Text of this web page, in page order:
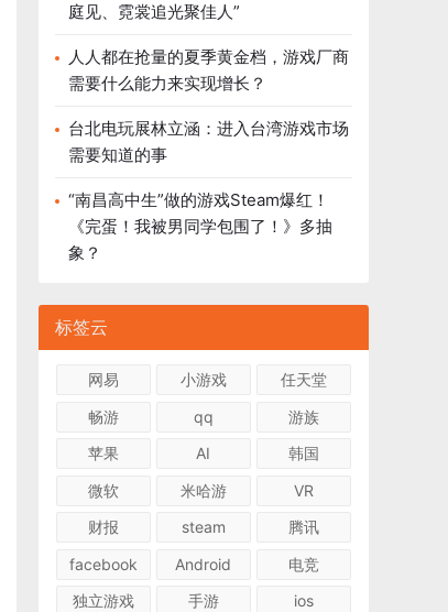
庭见、霓裳追光聚佳人”
人人都在抢量的夏季黄金档，游戏厂商
需要什么能力来实现增长？
台北电玩展林立涵：进入台湾游戏市场
需要知道的事
“南昌高中生”做的游戏Steam爆红！
《完蛋！我被男同学包围了！》多抽
象？
标签云
网易 小游戏
任天堂
畅游
qq
游族
苹果
AI
韩国
微软
米哈游
VR
财报
steam
腾讯
facebook
Android
电竞
独立游戏
手游
ios